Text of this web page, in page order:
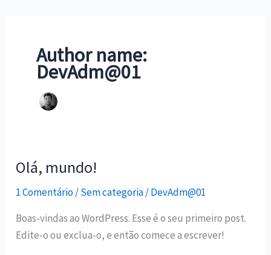
conteúdoAuthor name:
DevAdm@01
Olá, mundo!
1 Comentário/Sem categoria/DevAdm@01
Boas-vindas ao WordPress. Esse é o seu primeiro post.
Edite-o ou exclua-o, e então comece a escrever!
Olá,